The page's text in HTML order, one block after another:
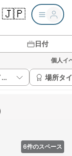
🇯🇵
日付
個人イ
テーブルレイアウト 場所タ
6件のスペース